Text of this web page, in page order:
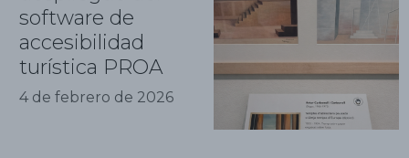
software de
accesibilidad
turística PROA
4 de febrero de 2026